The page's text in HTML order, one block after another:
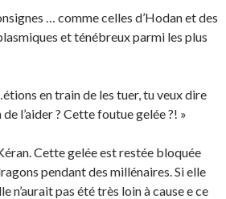
… comme celles d’Hodan et des
et ténébreux parmi les plus
en train de les tuer, tu veux dire
l’aider ? Cette foutue gelée ?! »
Cette gelée est restée bloquée
pendant des millénaires. Si elle
n’aurait pas été très loin à cause e ce